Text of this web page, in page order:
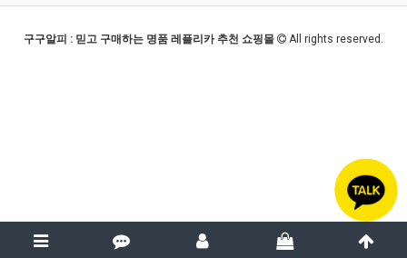
구구알피 : 믿고 구매하는 명품 레플리카 추천 쇼핑몰 All rights reserved.